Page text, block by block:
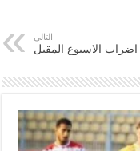
التالي
الاسبوع المقبل